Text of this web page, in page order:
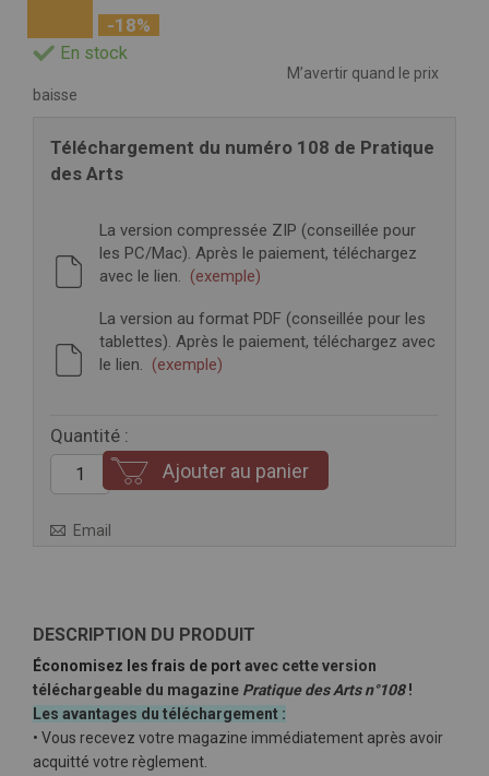
-18%
En stock
M’avertir quand le prix
baisse
Téléchargement du numéro 108 de Pratique
des Arts
La version compressée ZIP (conseillée pour
les PC/Mac). Après le paiement, téléchargez
avec le lien. (exemple)
La version au format PDF (conseillée pour les
tablettes). Après le paiement, téléchargez avec
le lien. (exemple)
Quantité :
Ajouter au panier
Email
DESCRIPTION DU PRODUIT
Économisez les frais de portavec cette version
téléchargeable du magazine Pratique des Arts n°108!
Les avantages du téléchargement :
• Vous recevez votre magazine immédiatement après avoir
acquitté votre règlement.